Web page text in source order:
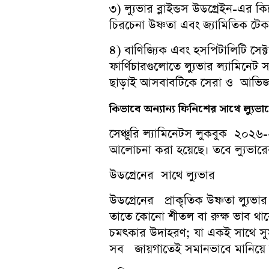
৩) ল্যুভার ব্লাইন্ডস উডগ্রেইন-এর
চিরচেনা উষ্ণতা এবং জ্যামিতিক
৪) বাণিজ্যিক এবং হসপিটালিটি
ফার্ণিচারগুলোতে ল্যুভার
ছাড়াই আসবাবটিকে সেরা ও
কিভাবেঅন্যান্যফিনিশেরসাথে
সেঞ্চুরি ল্যামিনেটস লুকবুক ২০২৬-
আলোচনা করা হয়েছে। তবে
উডগ্রেনের সাথে ল্যুভার
উডগ্রেনের প্রাকৃতিক উষ্ণতা
তাতে কোনো শীতল বা রুক্ষ ভাব
চমৎকার উদাহরণ; যা একই সাথে
সব জায়গাতেই সমানভাবে মানিয়ে